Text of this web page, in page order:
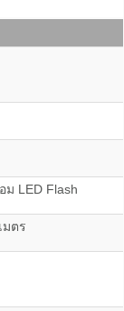
ม LED Flash
ตร